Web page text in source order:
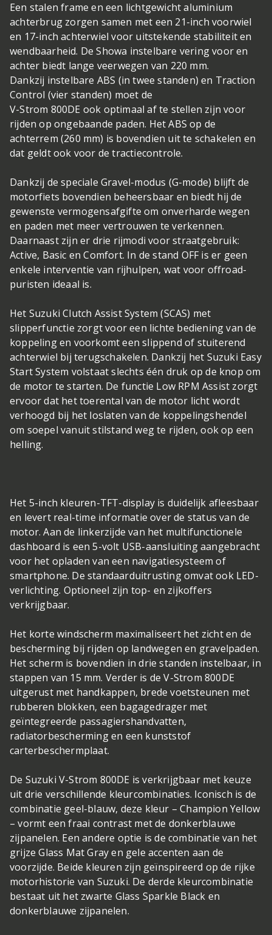
Een stalen frame en een lichtgewicht aluminium
achterbrug zorgen samen met een 21-inch voorwiel
en 17-inch achterwiel voor uitstekende stabiliteit en
wendbaarheid. De Showa instelbare vering voor en
achter biedt lange veerwegen van 220 mm.
Dankzij instelbare ABS (in twee standen) en Traction
Control (vier standen) moet de
V-Strom 800DE ook optimaal af te stellen zijn voor
rijden op ongebaande paden. Het ABS op de
achterrem (260 mm) is bovendien uit te schakelen en
dat geldt ook voor de tractiecontrole.
Dankzij de speciale Gravel-modus (G-mode) blijft de
motorfiets bovendien beheersbaar en biedt hij de
gewenste vermogensafgifte om onverharde wegen
en paden met meer vertrouwen te verkennen.
Daarnaast zijn er drie rijmodi voor straatgebruik:
Active, Basic en Comfort. In de stand OFF is er geen
enkele interventie van rijhulpen, wat voor offroad-
puristen ideaal is.
Het Suzuki Clutch Assist System (SCAS) met
slipperfunctie zorgt voor een lichte bediening van de
koppeling en voorkomt een slippend of stuiterend
achterwiel bij terugschakelen. Dankzij het Suzuki Easy
Start System volstaat slechts één druk op de knop om
de motor te starten. De functie Low RPM Assist zorgt
ervoor dat het toerental van de motor licht wordt
verhoogd bij het loslaten van de koppelingshendel
om soepel vanuit stilstand weg te rijden, ook op een
helling.
Het 5-inch kleuren-TFT-display is duidelijk afleesbaar
en levert real-time informatie over de status van de
motor. Aan de linkerzijde van het multifunctionele
dashboard is een 5-volt USB-aansluiting aangebracht
voor het opladen van een navigatiesysteem of
smartphone. De standaarduitrusting omvat ook LED-
verlichting. Optioneel zijn top- en zijkoffers
verkrijgbaar.
Het korte windscherm maximaliseert het zicht en de
bescherming bij rijden op landwegen en gravelpaden.
Het scherm is bovendien in drie standen instelbaar, in
stappen van 15 mm. Verder is de V-Strom 800DE
uitgerust met handkappen, brede voetsteunen met
rubberen blokken, een bagagedrager met
geïntegreerde passagiershandvatten,
radiatorbescherming en een kunststof
carterbeschermplaat.
De Suzuki V-Strom 800DE is verkrijgbaar met keuze
uit drie verschillende kleurcombinaties. Iconisch is de
combinatie geel-blauw, deze kleur – Champion Yellow
– vormt een fraai contrast met de donkerblauwe
zijpanelen. Een andere optie is de combinatie van het
grijze Glass Mat Gray en gele accenten aan de
voorzijde. Beide kleuren zijn geïnspireerd op de rijke
motorhistorie van Suzuki. De derde kleurcombinatie
bestaat uit het zwarte Glass Sparkle Black en
donkerblauwe zijpanelen.